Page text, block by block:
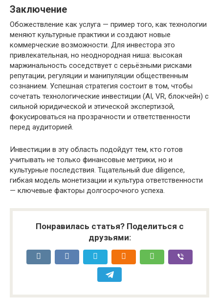
Заключение
Обожествление как услуга — пример того, как технологии
меняют культурные практики и создают новые
коммерческие возможности. Для инвестора это
привлекательная, но неоднородная ниша: высокая
маржинальность соседствует с серьёзными рисками
репутации, регуляции и манипуляции общественным
сознанием. Успешная стратегия состоит в том, чтобы
сочетать технологические инвестиции (AI, VR, блокчейн) с
сильной юридической и этической экспертизой,
фокусироваться на прозрачности и ответственности
перед аудиторией.
Инвестиции в эту область подойдут тем, кто готов
учитывать не только финансовые метрики, но и
культурные последствия. Тщательный due diligence,
гибкая модель монетизации и культура ответственности
— ключевые факторы долгосрочного успеха.
Понравилась статья? Поделиться с
друзьями: